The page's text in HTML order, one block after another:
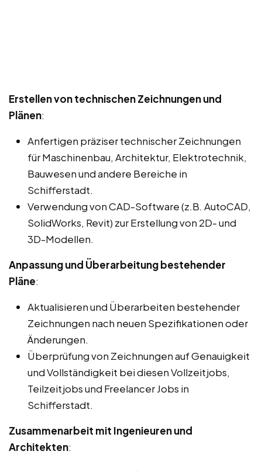
Erstellen von technischen Zeichnungen und
Plänen:
Anfertigen präziser technischer Zeichnungen
für Maschinenbau, Architektur, Elektrotechnik,
Bauwesen und andere Bereiche in
Schifferstadt.
Verwendung von CAD-Software (z.B. AutoCAD,
SolidWorks, Revit) zur Erstellung von 2D- und
3D-Modellen.
Anpassung und Überarbeitung bestehender
Pläne:
Aktualisieren und Überarbeiten bestehender
Zeichnungen nach neuen Spezifikationen oder
Änderungen.
Überprüfung von Zeichnungen auf Genauigkeit
und Vollständigkeit bei diesen Vollzeitjobs,
Teilzeitjobs und Freelancer Jobs in
Schifferstadt.
Zusammenarbeit mit Ingenieuren und
Architekten: